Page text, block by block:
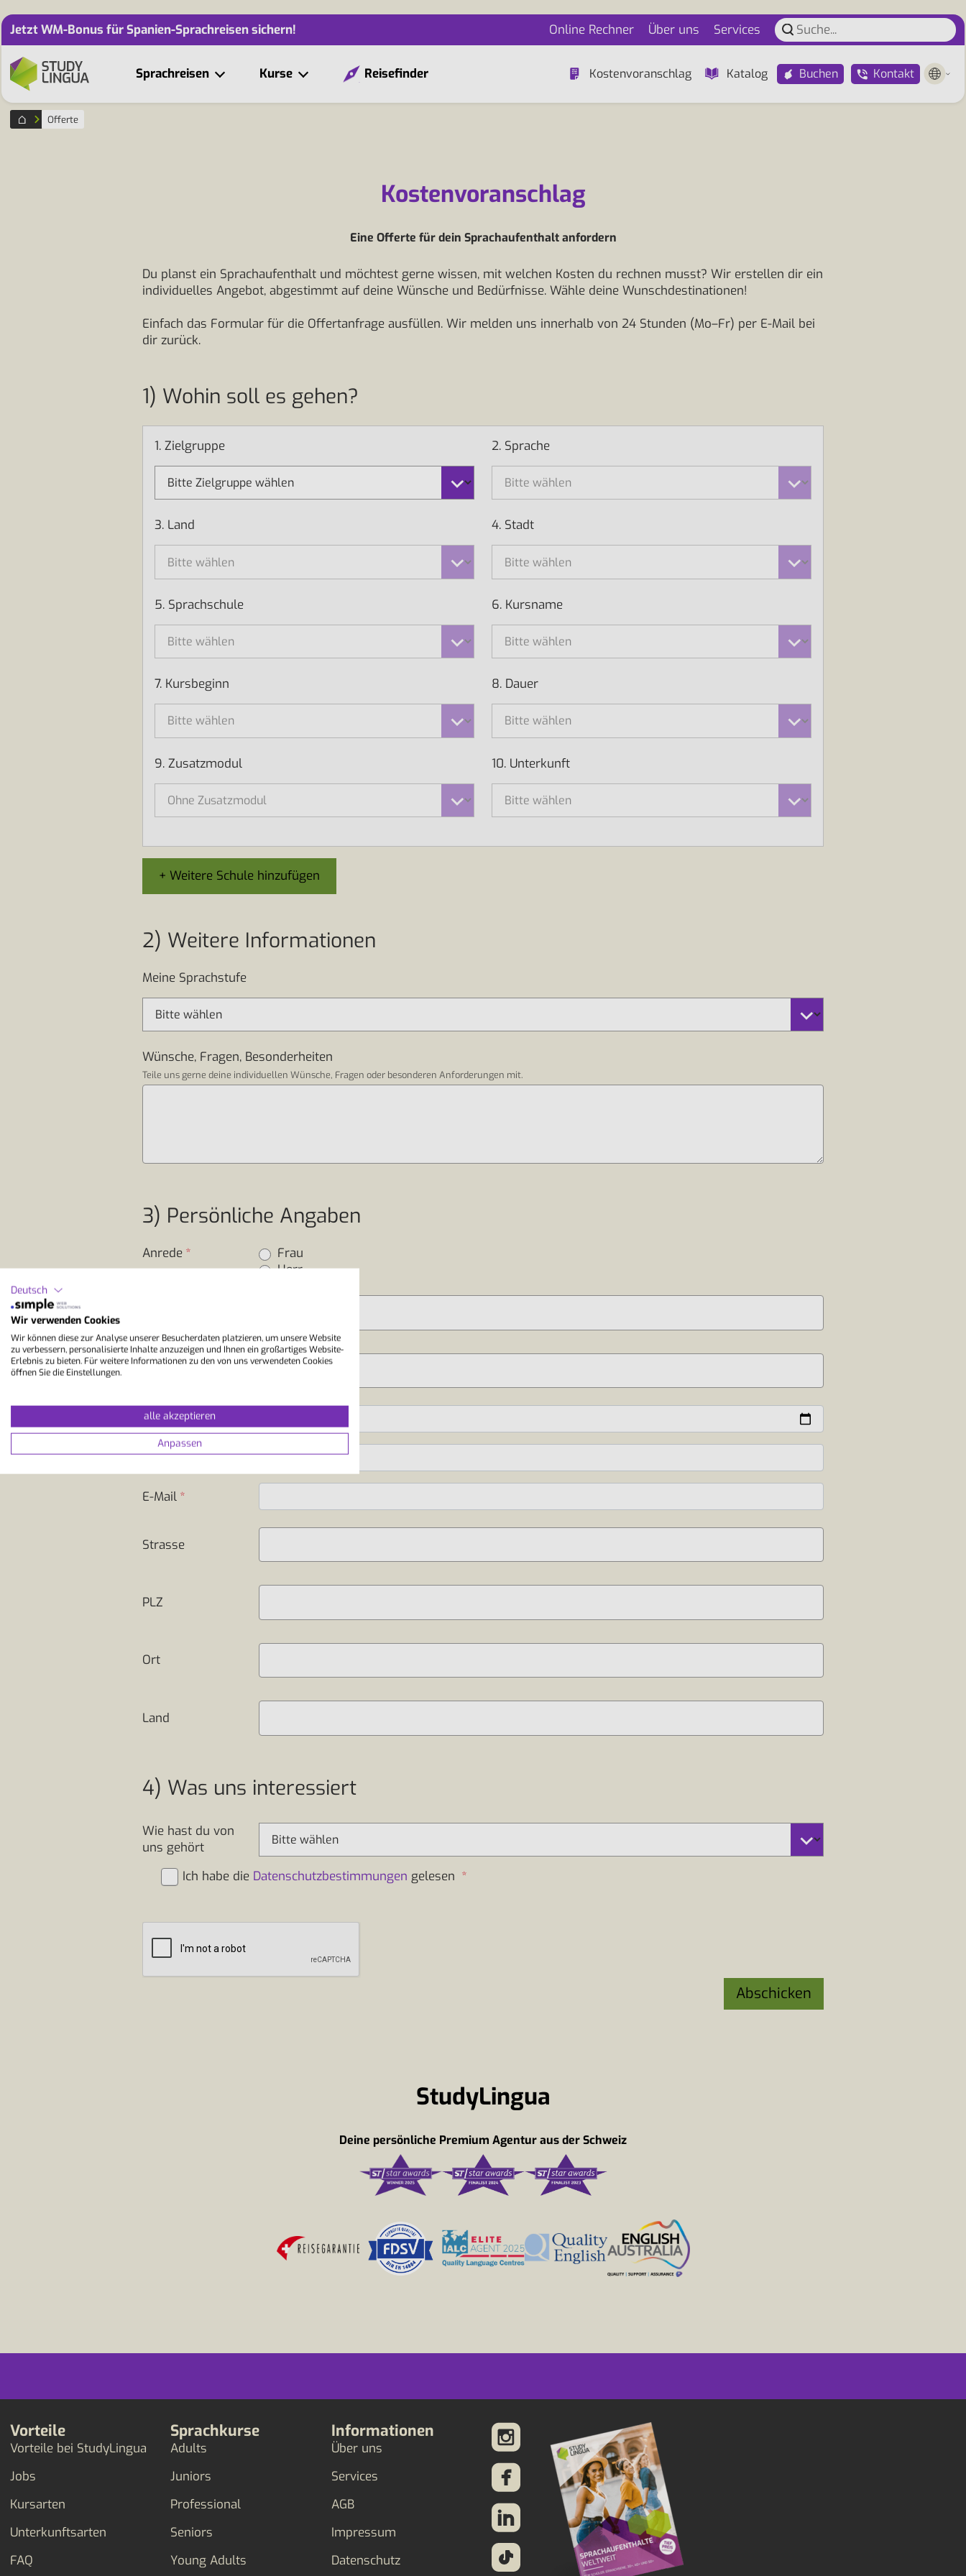
Jetzt WM-Bonus für Spanien-Sprachreisen sichern! Online Rechner Über uns Services
Sprachreisen Kurse Reisefinder Kostenvoranschlag Katalog Buchen Kontakt
Offerte
Kostenvoranschlag
Eine Offerte für dein Sprachaufenthalt anfordern
Du planst ein Sprachaufenthalt und möchtest gerne wissen, mit welchen Kosten du rechnen musst? Wir erstellen dir ein
individuelles Angebot, abgestimmt auf deine Wünsche und Bedürfnisse. Wähle deine Wunschdestinationen!
Einfach das Formular für die Offertanfrage ausfüllen. Wir melden uns innerhalb von 24 Stunden (Mo–Fr) per E-Mail bei
dir zurück.
1) Wohin soll es gehen?
1. Zielgruppe 2. Sprache
3. Land 4. Stadt
5. Sprachschule 6. Kursname
7. Kursbeginn 8. Dauer
9. Zusatzmodul 10. Unterkunft
+ Weitere Schule hinzufügen
2) Weitere Informationen
Meine Sprachstufe
Wünsche, Fragen, Besonderheiten
Teile uns gerne deine individuellen Wünsche, Fragen oder besonderen Anforderungen mit.
3) Persönliche Angaben
Anrede *
Frau
Herr
Geburtsdatum
Telefon*
E-Mail *
Strasse
PLZ
Ort
Land
4) Was uns interessiert
Wie hast du von
uns gehört
Ich habe die Datenschutzbestimmungen gelesen *
Abschicken
StudyLingua
Deine persönliche Premium Agentur aus der Schweiz
Vorteile
Vorteile bei StudyLingua
Jobs
Kursarten
Unterkunftsarten
FAQ
Sprachkurse
Adults
Juniors
Professional
Seniors
Young Adults
Informationen
Über uns
Services
AGB
Impressum
Datenschutz
Deutsch
Wir verwenden Cookies
Wir können diese zur Analyse unserer Besucherdaten platzieren, um unsere Website
zu verbessern, personalisierte Inhalte anzuzeigen und Ihnen ein großartiges Website-
Erlebnis zu bieten. Für weitere Informationen zu den von uns verwendeten Cookies
öffnen Sie die Einstellungen.
alle akzeptieren
Anpassen